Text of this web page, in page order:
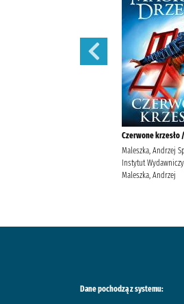
Czerwone krzesło /
Maleszka, Andrzej
Instytut
Maleszka, Andrzej
Dane pochodzą z systemu: